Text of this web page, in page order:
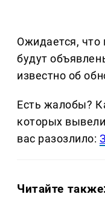
Ожидается, что
будут
известно об
Есть жалобы?
которых
вас разозлило:
Читайте